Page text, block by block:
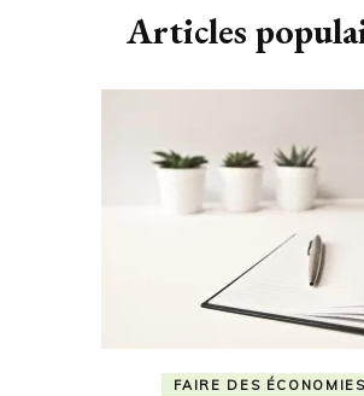
Articles
FAIRE DES ÉCONOMIES